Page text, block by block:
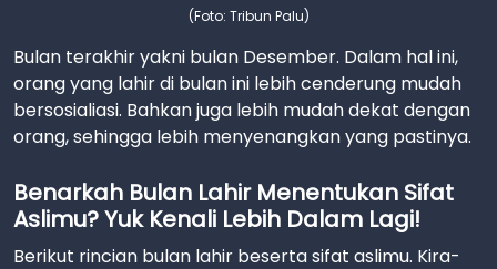
(Foto: Tribun Palu)
Bulan terakhir yakni bulan Desember. Dalam hal ini,
orang yang lahir di bulan ini lebih cenderung mudah
bersosialiasi. Bahkan juga lebih mudah dekat dengan
orang, sehingga lebih menyenangkan yang pastinya.
Benarkah Bulan Lahir Menentukan Sifat
Aslimu? Yuk Kenali Lebih Dalam Lagi!
Berikut rincian bulan lahir beserta sifat aslimu. Kira-